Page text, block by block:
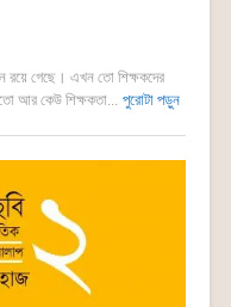
রয়ে গেছে। এখন তো শিক্ষকদের
আর কেউ শিক্ষকতা... পুরোটা পড়ুন